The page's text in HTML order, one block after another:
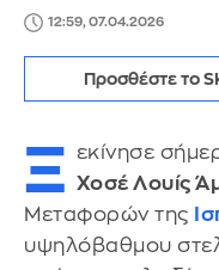
12:59, 07.04.2026
Προσθέστε το
Ξ εκίνησε
Χοσέ Λουίς
Μεταφορών της
υψηλόβαθμου